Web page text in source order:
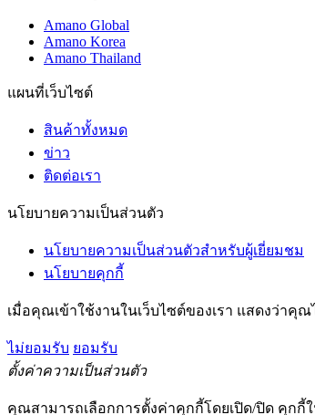
Amano Global
Amano Korea
Amano Thailand
แผนที่เว็บไซต์
สินค้าทั้งหมด
ข่าว
ติดต่อเรา
นโยบายความเป็นส่วนตัว
นโยบายความเป็นส่วนตัวสำหรับผู้เยี่ยมชม
นโยบายคุกกี้
เมื่อคุณเข้าใช้งานในเว็บไซต์ของเรา แสดงว่าคุ
ไม่ยอมรับ ยอมรับ
ตั้งค่าความเป็นส่วนตัว
คุณสามารถเลือกการตั้งค่าคุกกี้โดยเปิด/ปิด คุกกี้